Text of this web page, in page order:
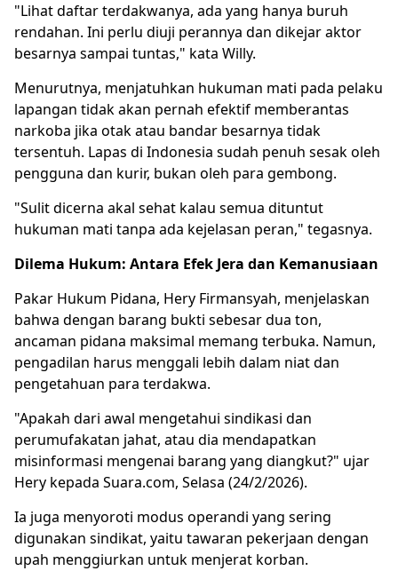
"Lihat daftar terdakwanya, ada yang hanya buruh
rendahan. Ini perlu diuji perannya dan dikejar aktor
besarnya sampai tuntas," kata Willy.
Menurutnya, menjatuhkan hukuman mati pada pelaku
lapangan tidak akan pernah efektif memberantas
narkoba jika otak atau bandar besarnya tidak
tersentuh. Lapas di Indonesia sudah penuh sesak oleh
pengguna dan kurir, bukan oleh para gembong.
"Sulit dicerna akal sehat kalau semua dituntut
hukuman mati tanpa ada kejelasan peran," tegasnya.
Dilema Hukum: Antara Efek Jera dan Kemanusiaan
Pakar Hukum Pidana, Hery Firmansyah, menjelaskan
bahwa dengan barang bukti sebesar dua ton,
ancaman pidana maksimal memang terbuka. Namun,
pengadilan harus menggali lebih dalam niat dan
pengetahuan para terdakwa.
"Apakah dari awal mengetahui sindikasi dan
perumufakatan jahat, atau dia mendapatkan
misinformasi mengenai barang yang diangkut?" ujar
Hery kepada Suara.com, Selasa (24/2/2026).
Ia juga menyoroti modus operandi yang sering
digunakan sindikat, yaitu tawaran pekerjaan dengan
upah menggiurkan untuk menjerat korban.